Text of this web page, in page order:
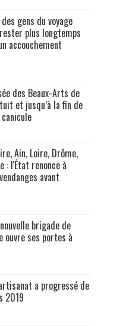
gens du voyage
plus longtemps
accouchement
des Beaux-Arts de
et jusqu’à la fin de
Ain, Loire, Drôme,
: l'État renonce à
avant
brigade de
ouvre ses portes à
a progressé de
2019